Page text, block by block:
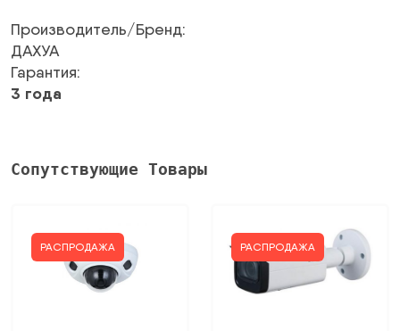
Производитель/Бренд:
ДАХУА
Гарантия:
3 года
Сопутствующие Товары
РАСПРОДАЖА РАСПРОДАЖА